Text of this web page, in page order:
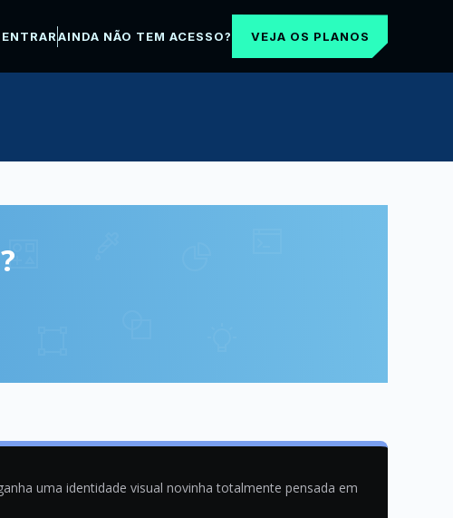
ENTRARAINDA NÃO TEM ACESSO? VEJA OS PLANOS
uma identidade visual novinha totalmente pensada em